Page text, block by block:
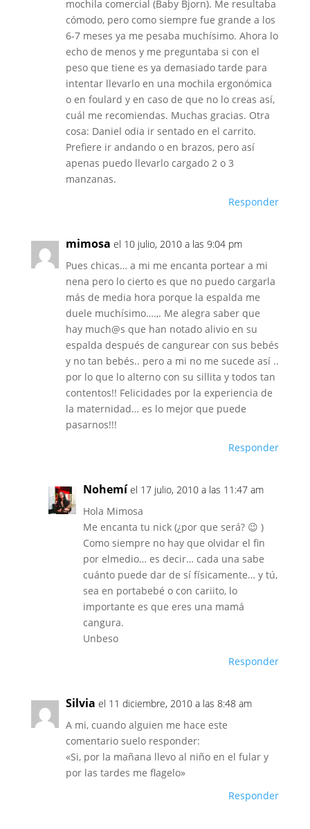
mochila comercial (Baby Bjorn). Me resultaba
cómodo, pero como siempre fue grande a los
6-7 meses ya me pesaba muchísimo. Ahora lo
echo de menos y me preguntaba si con el
peso que tiene es ya demasiado tarde para
intentar llevarlo en una mochila ergonómica
o en foulard y en caso de que no lo creas así,
cuál me recomiendas. Muchas gracias. Otra
cosa: Daniel odia ir sentado en el carrito.
Prefiere ir andando o en brazos, pero así
apenas puedo llevarlo cargado 2 o 3
manzanas.
Responder
mimosa el 10 julio, 2010 a las 9:04 pm
Pues chicas… a mi me encanta portear a mi
nena pero lo cierto es que no puedo cargarla
más de media hora porque la espalda me
duele muchísimo….,. Me alegra saber que
hay much@s que han notado alivio en su
espalda después de cangurear con sus bebés
y no tan bebés.. pero a mi no me sucede así ..
por lo que lo alterno con su sillita y todos tan
contentos!! Felicidades por la experiencia de
la maternidad… es lo mejor que puede
pasarnos!!!
Responder
Nohemí el 17 julio, 2010 a las 11:47 am
Hola Mimosa
Me encanta tu nick (¿por que será? 😉 )
Como siempre no hay que olvidar el fin
por elmedio… es decir… cada una sabe
cuánto puede dar de sí físicamente… y tú,
sea en portabebé o con cariito, lo
importante es que eres una mamá
cangura.
Unbeso
Responder
Silvia el 11 diciembre, 2010 a las 8:48 am
A mi, cuando alguien me hace este
comentario suelo responder:
«Si, por la mañana llevo al niño en el fular y
por las tardes me flagelo»
Responder